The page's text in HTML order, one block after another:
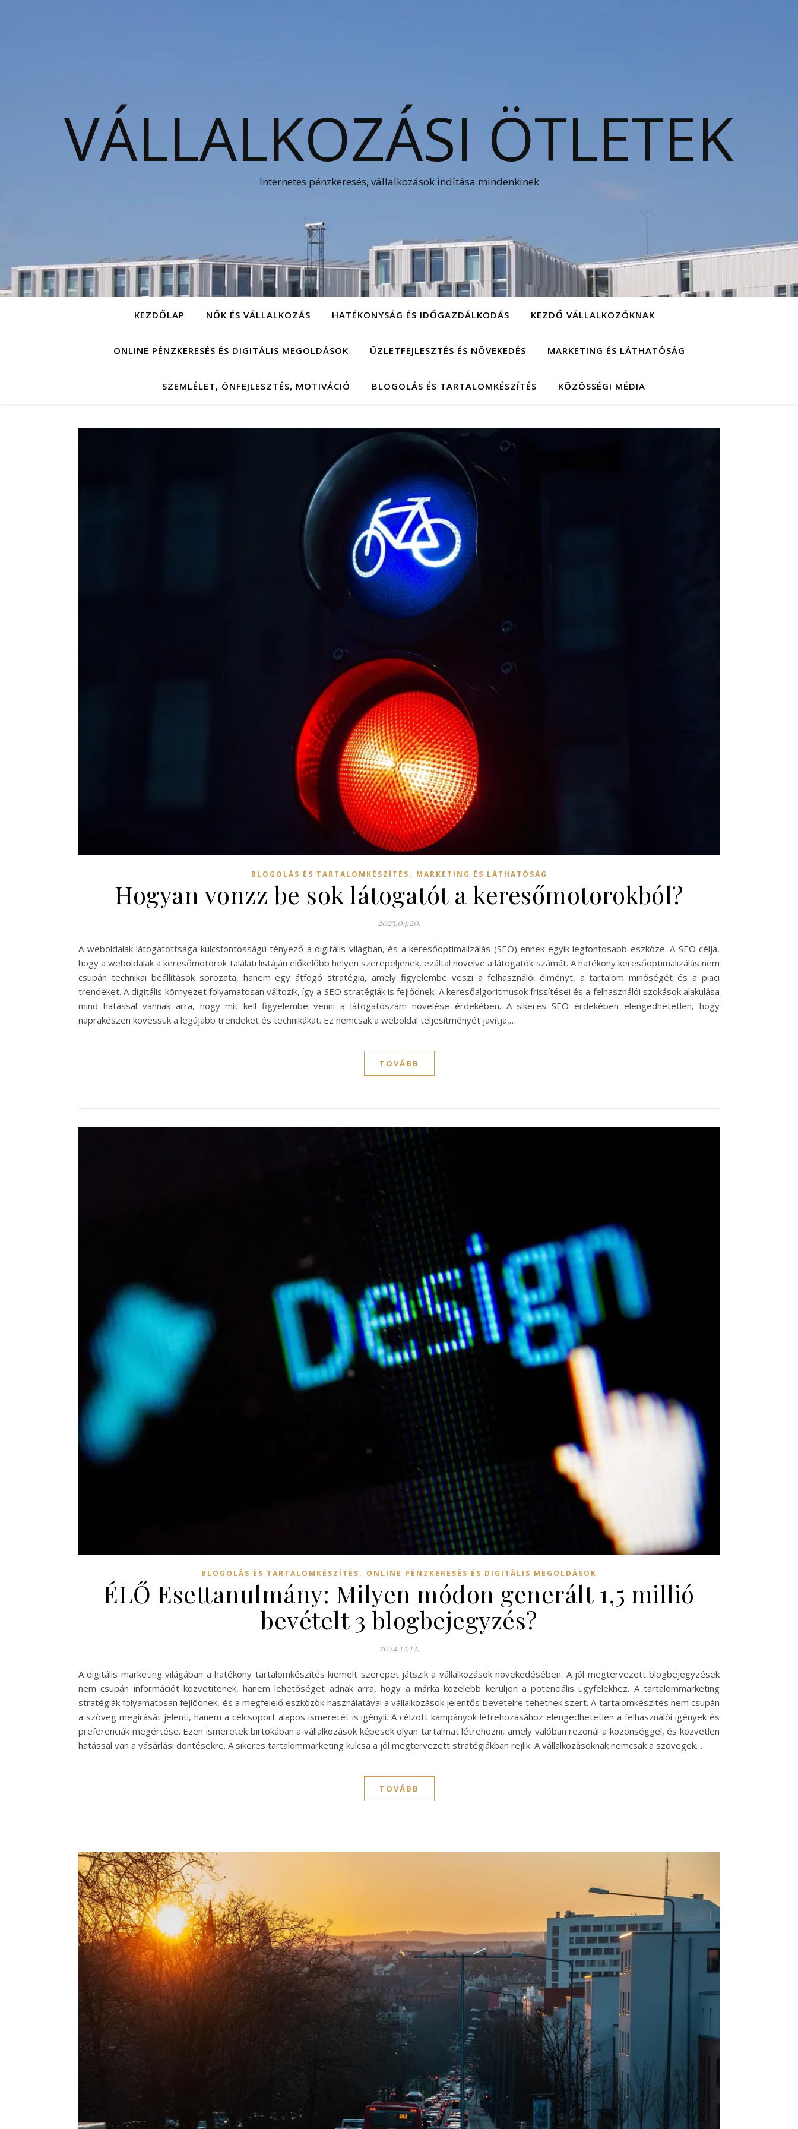
VÁLLALKOZÁSI ÖTLETEK
Internetes pénzkeresés, vállalkozások indítása mindenkinek
KEZDŐLAP NŐK ÉS VÁLLALKOZÁS HATÉKONYSÁG ÉS IDŐGAZDÁLKODÁS KEZDŐ VÁLLALKOZÓKNAK
ONLINE PÉNZKERESÉS ÉS DIGITÁLIS MEGOLDÁSOK ÜZLETFEJLESZTÉS ÉS NÖVEKEDÉS MARKETING ÉS LÁTHATÓSÁG
SZEMLÉLET, ÖNFEJLESZTÉS, MOTIVÁCIÓ BLOGOLÁS ÉS TARTALOMKÉSZÍTÉS KÖZÖSSÉGI MÉDIA
BLOGOLÁS ÉS TARTALOMKÉSZÍTÉS, MARKETING ÉS LÁTHATÓSÁG
Hogyan vonzz be sok látogatót a keresőmotorokból?
2025.04.20.
A weboldalak látogatottsága kulcsfontosságú tényező a digitális világban, és a keresőoptimalizálás (SEO) ennek egyik legfontosabb eszköze. A SEO célja,
hogy a weboldalak a keresőmotorok találati listáján előkelőbb helyen szerepeljenek, ezáltal növelve a látogatók számát. A hatékony keresőoptimalizálás nem
csupán technikai beállítások sorozata, hanem egy átfogó stratégia, amely figyelembe veszi a felhasználói élményt, a tartalom minőségét és a piaci
trendeket. A digitális környezet folyamatosan változik, így a SEO stratégiák is fejlődnek. A keresőalgoritmusok frissítései és a felhasználói szokások alakulása
mind hatással vannak arra, hogy mit kell figyelembe venni a látogatószám növelése érdekében. A sikeres SEO érdekében elengedhetetlen, hogy
naprakészen kövessük a legújabb trendeket és technikákat. Ez nemcsak a weboldal teljesítményét javítja,…
TOVÁBB
BLOGOLÁS ÉS TARTALOMKÉSZÍTÉS, ONLINE PÉNZKERESÉS ÉS DIGITÁLIS MEGOLDÁSOK
ÉLŐ Esettanulmány: Milyen módon generált 1,5 millió
bevételt 3 blogbejegyzés?
2024.12.12.
A digitális marketing világában a hatékony tartalomkészítés kiemelt szerepet játszik a vállalkozások növekedésében. A jól megtervezett blogbejegyzések
nem csupán információt közvetítenek, hanem lehetőséget adnak arra, hogy a márka közelebb kerüljön a potenciális ügyfelekhez. A tartalommarketing
stratégiák folyamatosan fejlődnek, és a megfelelő eszközök használatával a vállalkozások jelentős bevételre tehetnek szert. A tartalomkészítés nem csupán
a szöveg megírását jelenti, hanem a célcsoport alapos ismeretét is igényli. A célzott kampányok létrehozásához elengedhetetlen a felhasználói igények és
preferenciák megértése. Ezen ismeretek birtokában a vállalkozások képesek olyan tartalmat létrehozni, amely valóban rezonál a közönséggel, és közvetlen
hatással van a vásárlási döntésekre. A sikeres tartalommarketing kulcsa a jól megtervezett stratégiákban rejlik. A vállalkozásoknak nemcsak a szövegek…
TOVÁBB